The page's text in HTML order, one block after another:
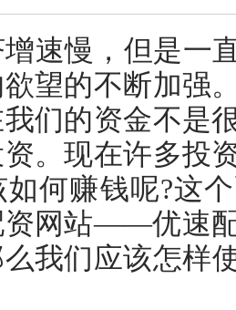
速慢，但是一
望的不断加强
们的资金不是
。现在许多投
何赚钱呢?这
资网站——优速
么我们应该怎